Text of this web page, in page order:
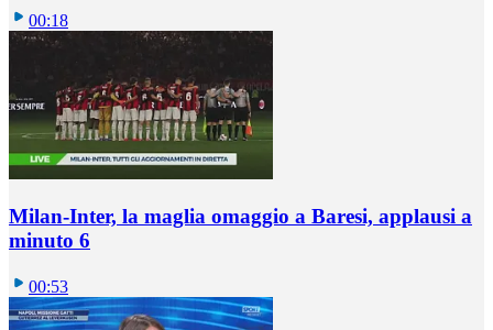
00:18
Milan-Inter, la maglia omaggio a Baresi, applausi a
minuto 6
00:53